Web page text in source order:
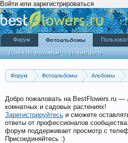
Войти или зарегистрироваться
Форум Фотоальбомы Альбомы
Добро пожаловать на BestFlowers.ru
комнатных и садовых растениях!
Зарегистрируйтесь и сможете
ответы от профессионалов
форум поддерживает просмотр с
Присоединяйтесь :)
Форум Фотоальбомы
Поиск по альбомам Новые фото